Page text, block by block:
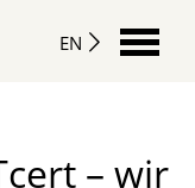
EN
– wir